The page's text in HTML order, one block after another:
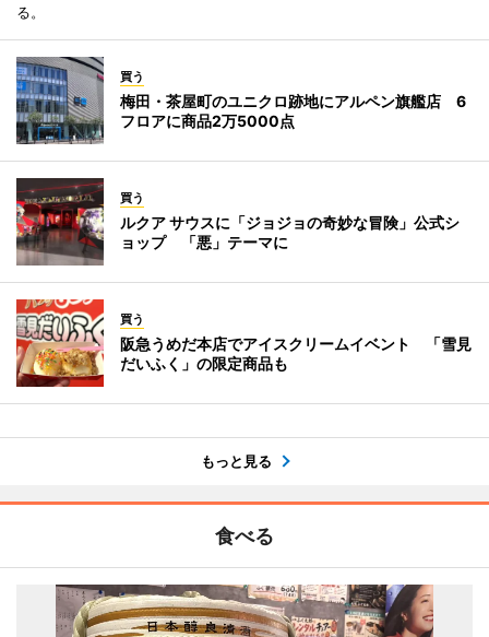
る。
買う
梅田・茶屋町のユニクロ跡地にアルペン旗艦店 6
フロアに商品2万5000点
買う
ルクア サウスに「ジョジョの奇妙な冒険」公式シ
ョップ 「悪」テーマに
買う
阪急うめだ本店でアイスクリームイベント 「雪見
だいふく」の限定商品も
もっと見る
食べる